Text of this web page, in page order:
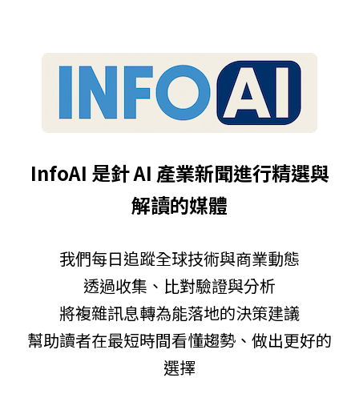
InfoAI 是針 AI 產業新聞進行精選與
解讀的媒體
我們每日追蹤全球技術與商業動態
透過收集、比對驗證與分析
將複雜訊息轉為能落地的決策建議
幫助讀者在最短時間看懂趨勢、做出更好的
選擇